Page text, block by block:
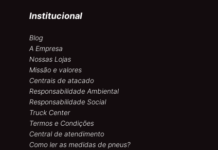
Institucional
Blog
A Empresa
Nossas Lojas
Missão e valores
Centrais de atacado
Responsabilidade Ambiental
Responsabilidade Social
Truck Center
Termos e Condições
Central de atendimento
Como ler as medidas de pneus?